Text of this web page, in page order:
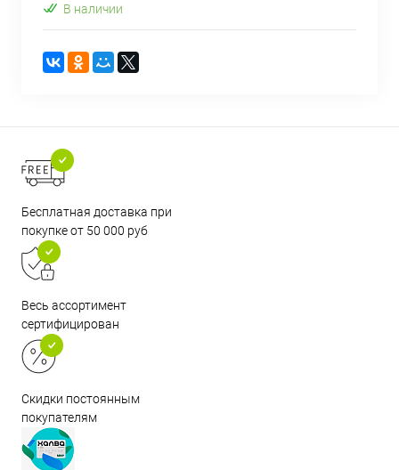
В наличии
Бесплатная доставка при
покупке от 50 000 руб
Весь ассортимент
сертифицирован
Скидки постоянным
покупателям